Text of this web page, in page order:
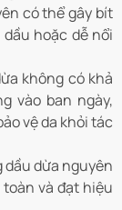
có thể gây bít
hoặc dễ nổi
không có khả
vào ban ngày,
vệ da khỏi tác
dừa nguyên
và đạt hiệu